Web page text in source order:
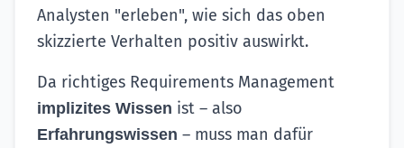
Analysten "erleben", wie sich das oben
skizzierte Verhalten positiv auswirkt.
Da richtiges Requirements Management
implizites Wissen ist – also
Erfahrungswissen – muss man dafür